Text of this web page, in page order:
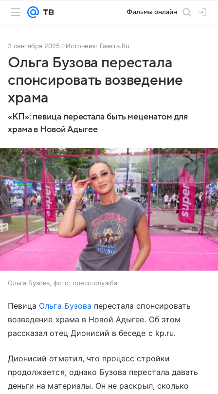
Фильмы онлайн
3 сентября 2025 Источник: Газета.Ru
Ольга Бузова перестала
спонсировать возведение
храма
«КП»: певица перестала быть меценатом для
храма в Новой Адыгее
Ольга Бузова, фото: пресс-служба
Певица Ольга Бузова перестала спонсировать
возведение храма в Новой Адыгее. Об этом
рассказал отец Дионисий в беседе с kp.ru.
Дионисий отметил, что процесс стройки
продолжается, однако Бузова перестала давать
деньги на материалы. Он не раскрыл, сколько